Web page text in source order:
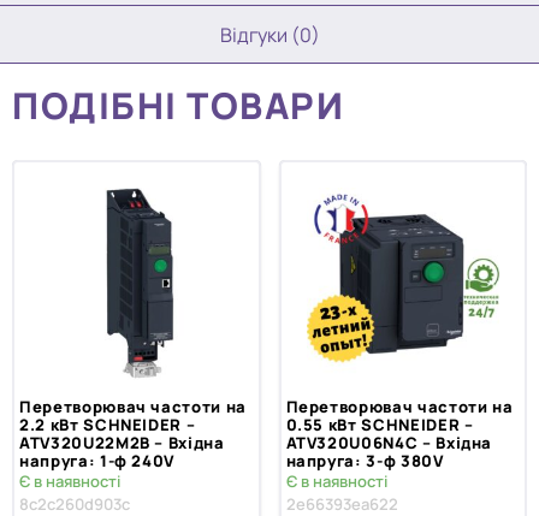
Відгуки (0)
ПОДІБНІ ТОВАРИ
Перетворювач частоти на
2.2 кВт SCHNEIDER –
ATV320U22M2B – Вхідна
напруга: 1-ф 240V
Є в наявності
8c2c260d903c
Перетворювач частоти на
0.55 кВт SCHNEIDER –
ATV320U06N4C – Вхідна
напруга: 3-ф 380V
Є в наявності
2e66393ea622